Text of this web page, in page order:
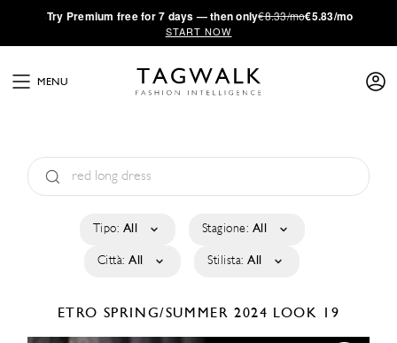
·Try Premium free for 7 days — then only€8.33/mo€5.83/mo
START NOW
MENU
Tipo: All Stagione: All
Città: All Stilista: All
ETRO SPRING/SUMMER 2024 LOOK 19